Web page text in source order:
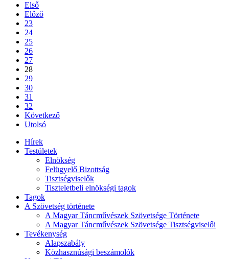
Első
Előző
23
24
25
26
27
28
29
30
31
32
Következő
Utolsó
Hírek
Testületek
Elnökség
Felügyelő Bizottság
Tisztségviselők
Tiszteletbeli elnökségi tagok
Tagok
A Szövetség története
A Magyar Táncművészek Szövetsége Története
A Magyar Táncművészek Szövetsége Tisztségviselői
Tevékenység
Alapszabály
Közhasznúsági beszámolók